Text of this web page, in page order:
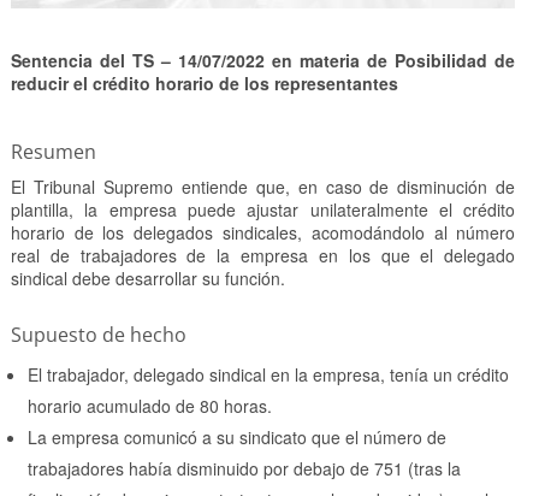
Sentencia del TS – 14/07/2022 en materia de Posibilidad de
reducir el crédito horario de los representantes
Resumen
El Tribunal Supremo entiende que, en caso de disminución de
plantilla, la empresa puede ajustar unilateralmente el crédito
horario de los delegados sindicales, acomodándolo al número
real de trabajadores de la empresa en los que el delegado
sindical debe desarrollar su función.
Supuesto de hecho
El trabajador, delegado sindical en la empresa, tenía un crédito
horario acumulado de 80 horas.
La empresa comunicó a su sindicato que el número de
trabajadores había disminuido por debajo de 751 (tras la